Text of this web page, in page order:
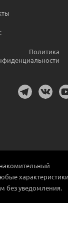
Политика
без уведомления.